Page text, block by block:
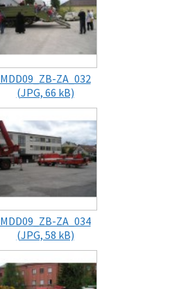
MDD09_ZB-ZA_032
(JPG, 66 kB)
MDD09_ZB-ZA_034
(JPG, 58 kB)